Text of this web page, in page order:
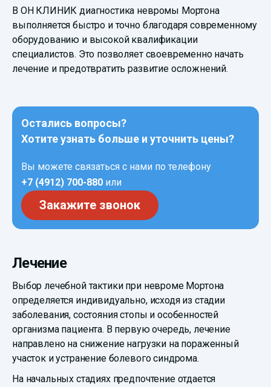
В ОН КЛИНИК диагностика невромы Мортона
выполняется быстро и точно благодаря современному
оборудованию и высокой квалификации
специалистов. Это позволяет своевременно начать
лечение и предотвратить развитие осложнений.
Остались вопросы?
Хотите узнать больше и уточнить цены?
Вы можете связаться с нами по телефону
+7 (4912) 700-880 или
Закажите звонок
Лечение
Выбор лечебной тактики при невроме Мортона
определяется индивидуально, исходя из стадии
заболевания, состояния стопы и особенностей
организма пациента. В первую очередь, лечение
направлено на снижение нагрузки на пораженный
участок и устранение болевого синдрома.
На начальных стадиях предпочтение отдается